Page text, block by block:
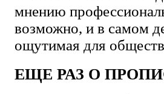
мнению
возможно, и в самом
ощутимая для
ЕЩЕ РАЗ О